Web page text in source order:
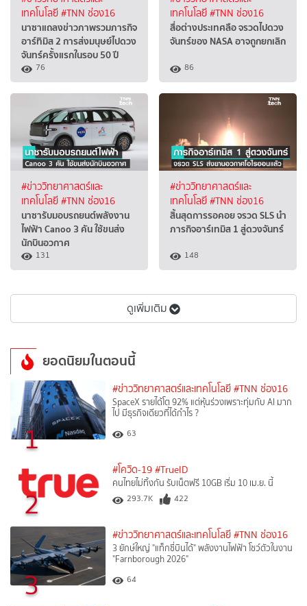
เทคโนโลยี#TNN ช่อง16
นาซาแถลงข่าวภาพรวมภารกิจ
อาร์ทิมิส 2 การส่งมนุษย์ไปดวง
จันทร์ครั้งแรกในรอบ 50 ปี
76
เทคโนโลยี#TNN ช่อง16
สื่อต่างประเทศลือ จรวดไปดวง
จันทร์ของ NASA อาจถูกยกเลิก
86
#ข่าววิทยาศาสตร์และ
เทคโนโลยี#TNN ช่อง16
นาซารับมอบรถยนต์พลังงาน
ไฟฟ้า Canoo 3 คัน ใช้ขนส่ง
นักบินอวกาศ
131
#ข่าววิทยาศาสตร์และ
เทคโนโลยี#TNN ช่อง16
สิ้นสุดการรอคอย จรวด SLS นำ
ภารกิจอาร์เทมิส 1 สู่ดวงจันทร์
148
ดูเพิ่มเติม
ยอดนิยมในตอนนี้
1
#ข่าววิทยาศาสตร์และเทคโนโลยี #TNN ช่อง16
SpaceX รายได้โต 92% แต่หุ้นร่วงเพราะทุ่มกับ AI มาก
ไป มีธุรกิจเดียวที่ได้กำไร ?
63
2
#โควิด-19 #TrueID
คนไทยไม่ทิ้งกัน รับเน็ตฟรี 10GB เริ่ม 10 เม.ย. นี้
293.7K 422
3
#ข่าววิทยาศาสตร์และเทคโนโลยี #TNN ช่อง16
3 ยักษ์ใหญ่ "แท็กซี่บินได้" พลังงานไฟฟ้า โชว์ตัวในงาน
"Farnborough 2026"
64